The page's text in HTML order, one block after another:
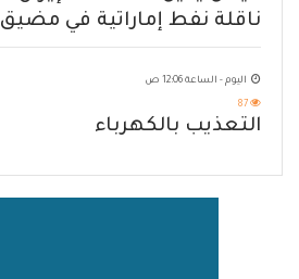
ناقلة نفط إماراتية في مضيق
هرمز
اليوم - الساعة 12:06 ص
87
التعذيب بالكهرباء